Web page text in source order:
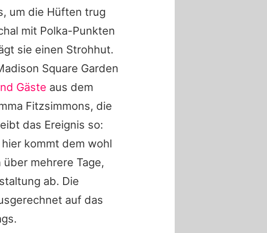
um die Hüften trug
mit Polka-Punkten
sie einen Strohhut.
Square Garden
Gäste aus dem
Fitzsimmons, die
das Ereignis so:
kommt dem wohl
mehrere Tage,
ab. Die
auf das